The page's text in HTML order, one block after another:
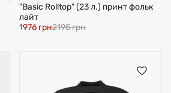
"Basic Rolltop" (23 л.) принт фольк
лайт
1976 грн2195 грн